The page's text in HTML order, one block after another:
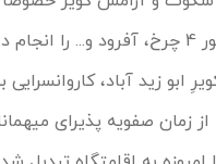
سواری با موتور 4 چرخ، آفرود و... را
کویرِ ابو زید آباد،
از زمان صفویه پذیرای